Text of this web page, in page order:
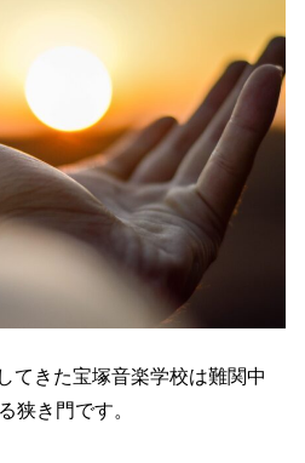
てきた宝塚音楽学校は難関中
狭き門です。